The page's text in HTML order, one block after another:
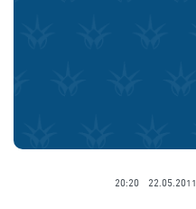
22.05.2011
20:20